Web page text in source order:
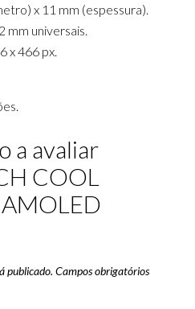
x 11 mm (espessura).
mm universais.
x 466 px.
a avaliar
COOL
publicado. Campos obrigatórios